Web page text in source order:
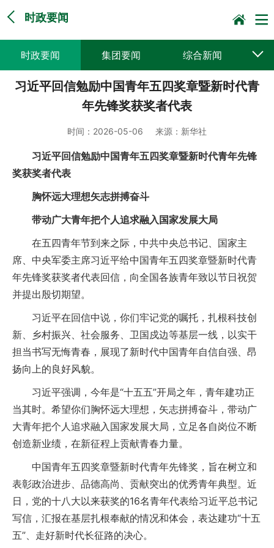
时政要闻
时政要闻 集团要闻 综合新闻
媒体聚焦 党建动态 普遍服务
习近平回信勉励中国青年五四奖章暨新时代青
年先锋奖获奖者代表
时间： 2026-05-06 来源： 新华社
习近平回信勉励中国青年五四奖章暨新时代青年先锋
奖获奖者代表
胸怀远大理想矢志拼搏奋斗
带动广大青年把个人追求融入国家发展大局
在五四青年节到来之际，中共中央总书记、国家主
席、中央军委主席习近平给中国青年五四奖章暨新时代青
年先锋奖获奖者代表回信，向全国各族青年致以节日祝贺
并提出殷切期望。
习近平在回信中说，你们牢记党的嘱托，扎根科技创
新、乡村振兴、社会服务、卫国戍边等基层一线，以实干
担当书写无悔青春，展现了新时代中国青年自信自强、昂
扬向上的良好风貌。
习近平强调，今年是“十五五”开局之年，青年建功正
当其时。希望你们胸怀远大理想，矢志拼搏奋斗，带动广
大青年把个人追求融入国家发展大局，立足各自岗位不断
创造新业绩，在新征程上贡献青春力量。
中国青年五四奖章暨新时代青年先锋奖，旨在树立和
表彰政治进步、品德高尚、贡献突出的优秀青年典型。近
日，党的十八大以来获奖的16名青年代表给习近平总书记
写信，汇报在基层扎根奉献的情况和体会，表达建功“十五
五”、走好新时代长征路的决心。